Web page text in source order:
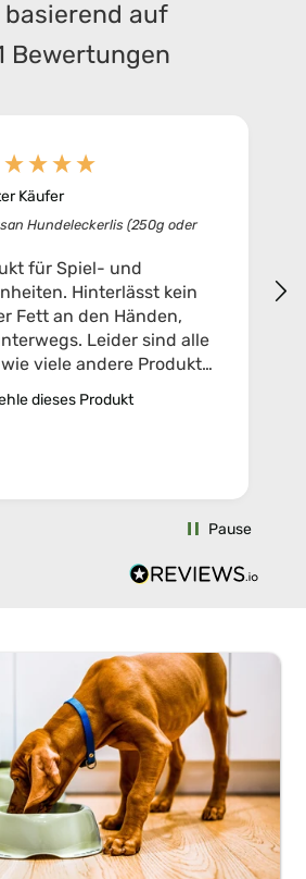
basierend auf
Bewertungen
Käufer
Hundeleckerlis (250g oder
für Spiel- und
Hinterlässt kein
Fett an den Händen,
Leider sind alle
viele andere Produkte
nicht mehr erhältlich;
ist "Nachschub
dieses Produkt
Pause